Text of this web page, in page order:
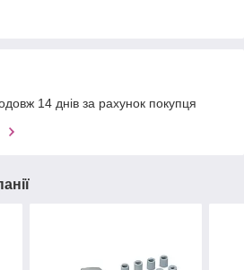
14 днів за рахунок покупця